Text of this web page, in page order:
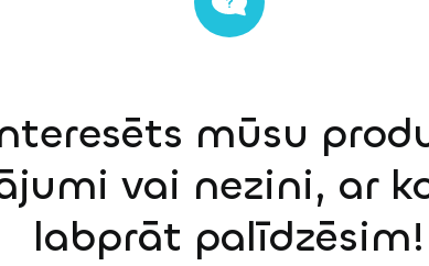
mūsu
vai nezini, ar
labprāt palīdzēsim!